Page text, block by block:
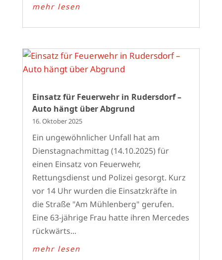
mehr lesen
Einsatz für Feuerwehr in Rudersdorf –
Auto hängt über Abgrund
16. Oktober 2025
Ein ungewöhnlicher Unfall hat am
Dienstagnachmittag (14.10.2025) für
einen Einsatz von Feuerwehr,
Rettungsdienst und Polizei gesorgt. Kurz
vor 14 Uhr wurden die Einsatzkräfte in
die Straße "Am Mühlenberg" gerufen.
Eine 63-jährige Frau hatte ihren Mercedes
rückwärts...
mehr lesen